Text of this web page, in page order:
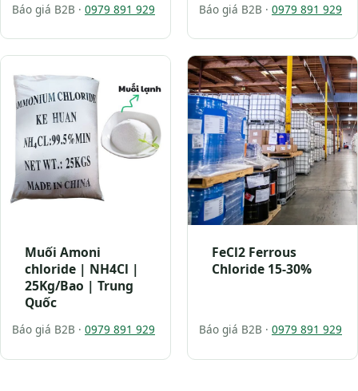
Báo giá B2B · 0979 891 929 Báo giá B2B · 0979 891 929
Muối Amoni
chloride | NH4Cl |
25Kg/Bao | Trung
Quốc
Báo giá B2B · 0979 891 929
FeCl2 Ferrous
Chloride 15-30%
Báo giá B2B · 0979 891 929